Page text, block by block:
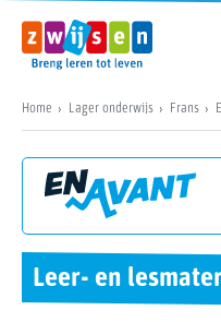
Home Lager onderwijs Frans
En avant
Leer- en